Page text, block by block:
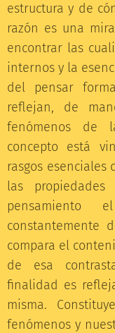
estructura y de
razón es una
encontrar las
internos y la
del pensar
reflejan, de
fenómenos de
concepto está
rasgos
las
constantemente
compara el
de esa
finalidad es
misma.
fenómenos y